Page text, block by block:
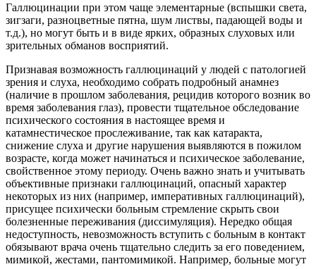
Галлюцинации при этом чаще элементарные (вспышки света,
зигзаги, разноцветные пятна, шум листвы, падающей воды и
т.д.), но могут быть и в виде ярких, образных слуховых или
зрительных обманов восприятий.
Признавая возможность галлюцинаций у людей с патологией
зрения и слуха, необходимо собрать подробный анамнез
(наличие в прошлом заболевания, рецидив которого возник во
время заболевания глаз), провести тщательное обследование
психического состояния в настоящее время и
катамнестическое прослеживание, так как катаракта,
снижение слуха и другие нарушения выявляются в пожилом
возрасте, когда может начинаться и психическое заболевание,
свойственное этому периоду. Очень важно знать и учитывать
объективные признаки галлюцинаций, опасный характер
некоторых из них (например, императивных галлюцинаций),
присущее психически больным стремление скрыть свои
болезненные переживания (диссимуляция). Нередко общая
недоступность, невозможность вступить с больным в контакт
обязывают врача очень тщательно следить за его поведением,
мимикой, жестами, пантомимикой. Например, больные могут